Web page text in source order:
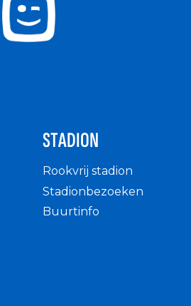
STADION
Rookvrij stadion
Stadionbezoeken
Buurtinfo